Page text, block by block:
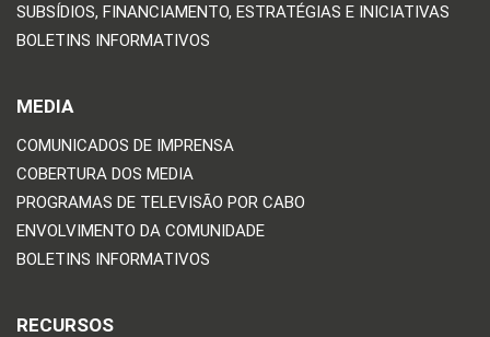
SUBSÍDIOS, FINANCIAMENTO, ESTRATÉGIAS E INICIATIVAS
BOLETINS INFORMATIVOS
MEDIA
COMUNICADOS DE IMPRENSA
COBERTURA DOS MEDIA
PROGRAMAS DE TELEVISÃO POR CABO
ENVOLVIMENTO DA COMUNIDADE
BOLETINS INFORMATIVOS
RECURSOS